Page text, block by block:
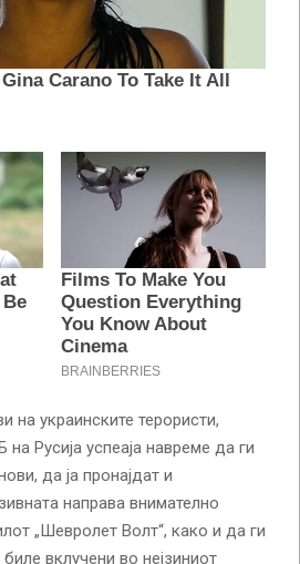
на украинските терористи,
Русија успеаја навреме да ги
да ја пронајдат и
направа внимателно
„Шевролет Волт“, како и да ги
вклучени во нејзиниот